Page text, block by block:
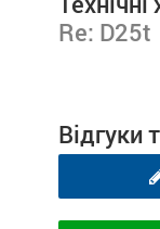
Re: D25t
Відгуки